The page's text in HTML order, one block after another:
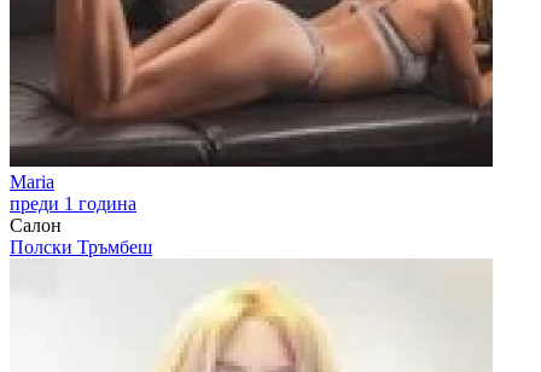
Maria
преди 1 година
Салон
Полски Тръмбеш